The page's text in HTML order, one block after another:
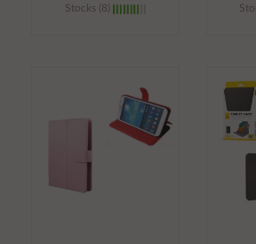
Stocks (8)
carrito